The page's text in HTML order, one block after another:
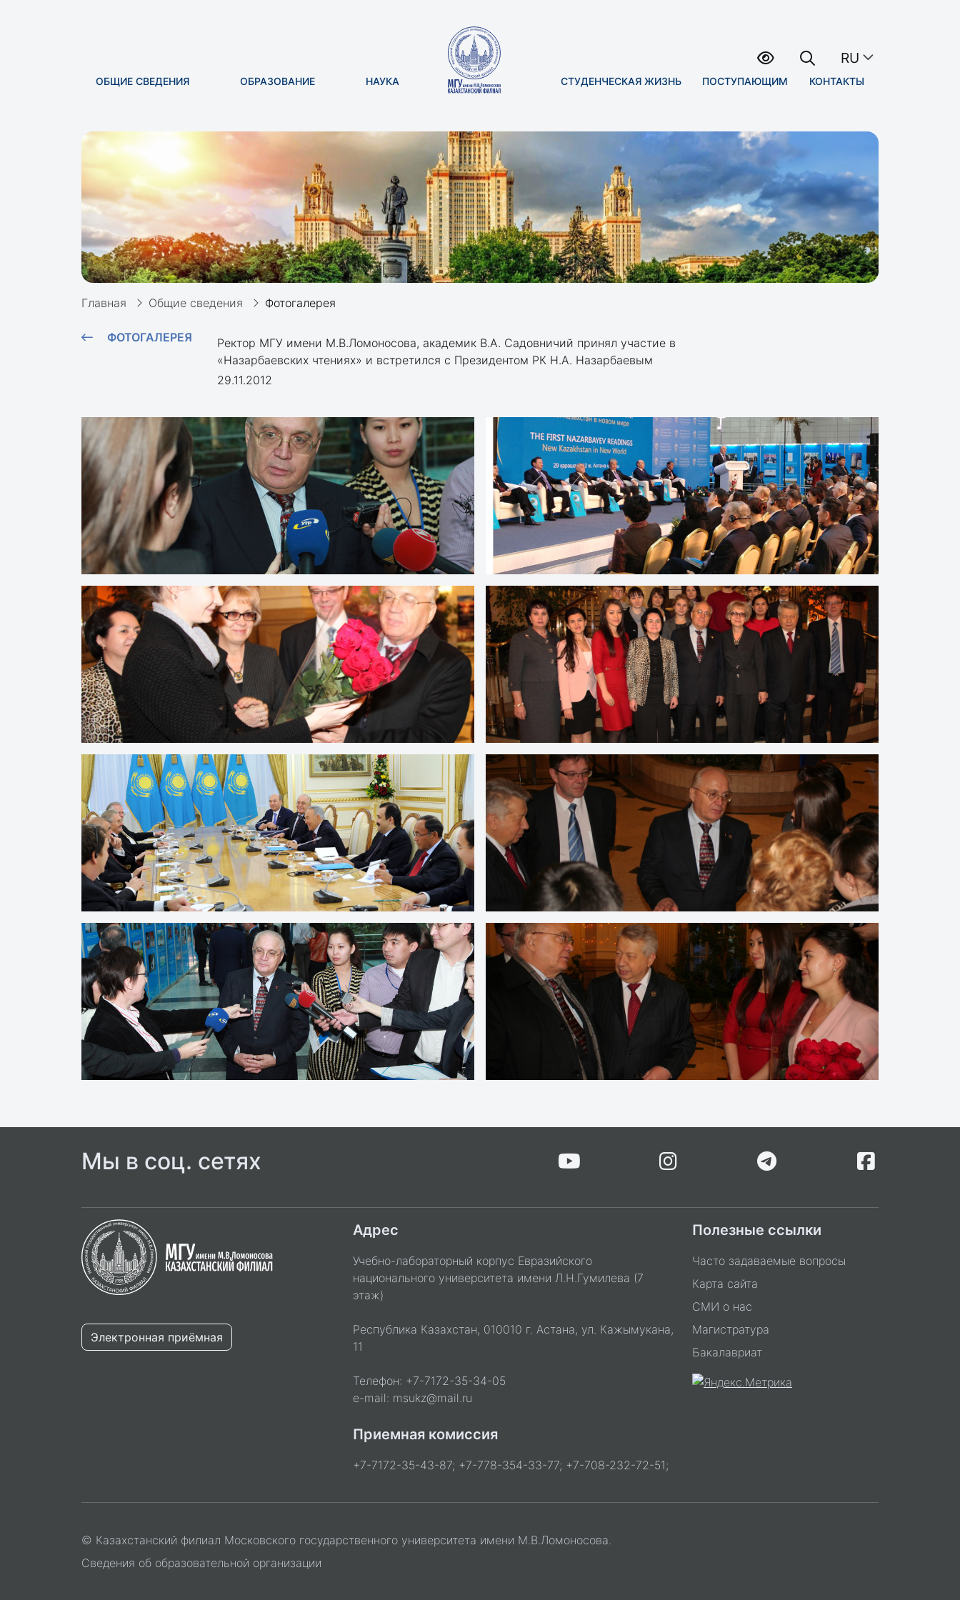
ОБЩИЕ СВЕДЕНИЯ ОБРАЗОВАНИЕ НАУКА СТУДЕНЧЕСКАЯ ЖИЗНЬ ПОСТУПАЮЩИМ КОНТАКТЫ
RU
Главная Общие сведения Фотогалерея
ФОТОГАЛЕРЕЯ
Ректор МГУ имени М.В.Ломоносова, академик В.А. Садовничий принял участие в
«Назарбаевских чтениях» и встретился с Президентом РК Н.А. Назарбаевым
29.11.2012
Мы в соц. сетях
Электронная приёмная
Адрес
Учебно-лабораторный корпус Евразийского
национального университета имени Л.Н.Гумилева (7
этаж)
Республика Казахстан, 010010 г. Астана, ул. Кажымукана,
11
Телефон: +7-7172-35-34-05
e-mail: msukz@mail.ru
Приемная комиссия
+7-7172-35-43-87; +7-778-354-33-77; +7-708-232-72-51;
Полезные ссылки
Часто задаваемые вопросы
Карта сайта
СМИ о нас
Магистратура
Бакалавриат
© Казахстанский филиал Московского государственного университета имени М.В.Ломоносова.
Сведения об образовательной организации